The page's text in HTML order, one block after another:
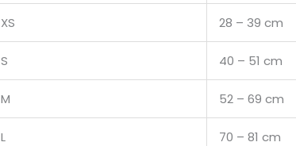
XS 28 – 39 cm
S 40 – 51 cm
M 52 – 69 cm
L 70 – 81 cm